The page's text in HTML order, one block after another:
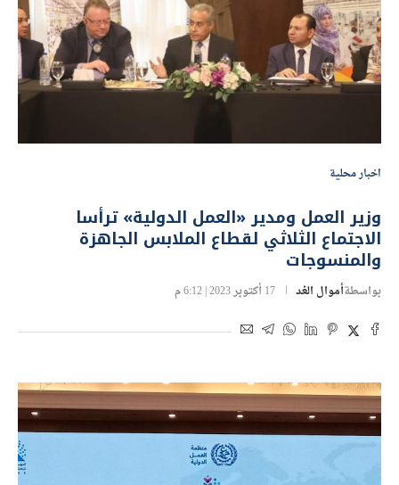
اخبار محلية
وزير العمل ومدير «العمل الدولية» ترأسا
الاجتماع الثلاثي لقطاع الملابس الجاهزة
والمنسوجات
بواسطةأموال الغد 17 أكتوبر 2023 | 6:12 م